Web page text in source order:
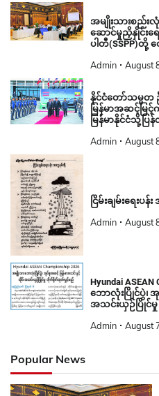
အမျိုးသားစည်းလုံ
ဆောင်မှုညှိနှိုင်းရ
ပါတီ(SSPP)တို့
Admin August
နိုင်ငံတော်သမ္မတ
မြန်မာအဆင့်မ
မြန်မာနိုင်ငံသို့ပ
Admin August
ငြိမ်းချမ်းရေးပ
Admin August
Hyundai
ဘောလုံးပြိုင်ပွဲ၊
အသင်းယှဉ်ပြို
Admin August
Popular News